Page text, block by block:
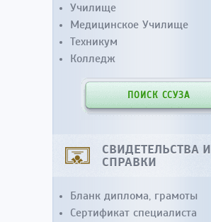
Училище
Медицинское Училище
Техникум
Колледж
ПОИСК ССУЗА
СВИДЕТЕЛЬСТВА И
СПРАВКИ
Бланк диплома, грамоты
Сертификат специалиста